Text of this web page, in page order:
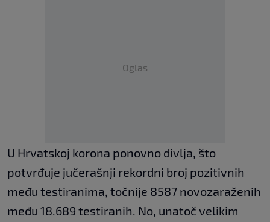
Oglas
U Hrvatskoj korona ponovno divlja, što
potvrđuje jučerašnji rekordni broj pozitivnih
među testiranima, točnije 8587 novozaraženih
među 18.689 testiranih. No, unatoč velikim